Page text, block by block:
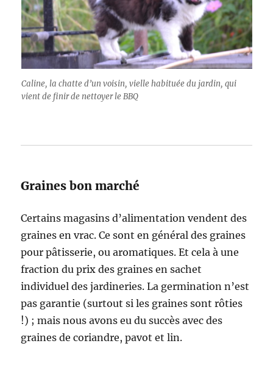
Caline, la chatte d’un voisin, vielle habituée du jardin, qui
vient de finir de nettoyer le BBQ
Graines bon marché
Certains magasins d’alimentation vendent des
graines en vrac. Ce sont en général des graines
pour pâtisserie, ou aromatiques. Et cela à une
fraction du prix des graines en sachet
individuel des jardineries. La germination n’est
pas garantie (surtout si les graines sont rôties
!) ; mais nous avons eu du succès avec des
graines de coriandre, pavot et lin.